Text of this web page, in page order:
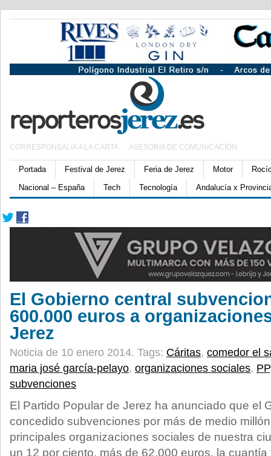
CORRESPONSALÍA A LA CARTA ASESORÍA DE COMUNICACIÓN
Portada Festival de Jerez Feria de Jerez Motor
Nacional – España
Tech Tecnología Andalucía x
El Gobierno central
600.000 euros a
Jerez
Noticia de 10 enero 2014. Tags: Cáritas, comedor el
maria josé garcía-pelayo, organizaciones sociales, PP
subvenciones
El Partido Popular de Jerez ha anunciado que el
concedido subvenciones por más de medio
principales organizaciones sociales de nuestra
un 12 por ciento, más de 62.000 euros, la